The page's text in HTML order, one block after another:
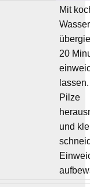
Mit
Wasser
20
Pilze
und